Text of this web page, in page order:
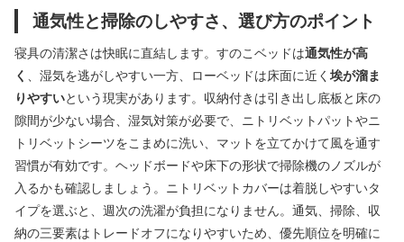
通気性と掃除のしやすさ、選び方のポイント
寝具の清潔さは快眠に直結します。すのこベッドは通気性が高
く
、湿気を逃がしやすい一方、ローベッドは床面に近く 埃が溜ま
りやすいという現実があります。収納付きは引き出し底板と床の
隙間が少ない場合、湿気対策が必要で、ニトリベットパットやニ
トリベットシーツをこまめに洗い、マットを立てかけて風を通す
習慣が有効です。ヘッドボードや床下の形状で掃除機のノズルが
入るかも確認しましょう。ニトリベットカバーは着脱しやすいタ
イプを選ぶと、週次の洗濯が負担になりません。通気、掃除、収
納の三要素はトレードオフになりやすいため、優先順位を明確に